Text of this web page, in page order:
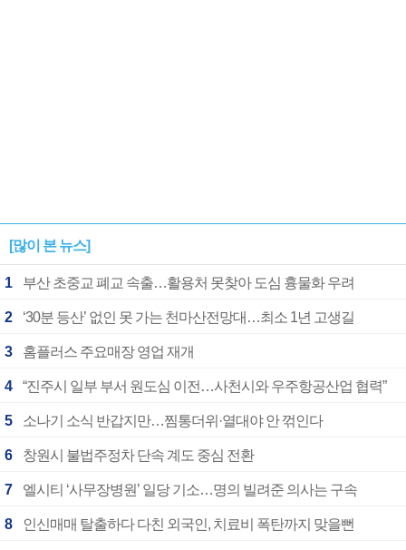
[많이 본 뉴스]
1 부산 초중교 폐교 속출…활용처 못찾아 도심 흉물화 우려
2 ‘30분 등산’ 없인 못 가는 천마산전망대…최소 1년 고생길
3 홈플러스 주요매장 영업 재개
4 “진주시 일부 부서 원도심 이전…사천시와 우주항공산업 협력”
5 소나기 소식 반갑지만…찜통더위·열대야 안 꺾인다
6 창원시 불법주정차 단속 계도 중심 전환
7 엘시티 ‘사무장병원’ 일당 기소…명의 빌려준 의사는 구속
8 인신매매 탈출하다 다친 외국인, 치료비 폭탄까지 맞을뻔